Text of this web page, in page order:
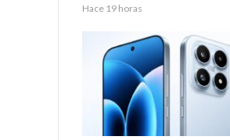
Hace 19 horas